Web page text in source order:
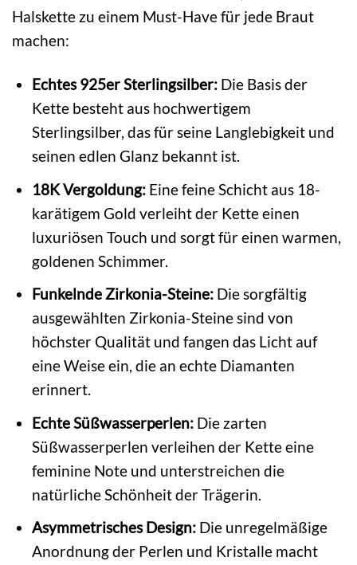
Halskette zu einem Must-Have für jede Braut
machen:
Echtes 925er Sterlingsilber:Die Basis der
Kette besteht aus hochwertigem
Sterlingsilber, das für seine Langlebigkeit und
seinen edlen Glanz bekannt ist.
18K Vergoldung:Eine feine Schicht aus 18-
karätigem Gold verleiht der Kette einen
luxuriösen Touch und sorgt für einen warmen,
goldenen Schimmer.
Funkelnde Zirkonia-Steine:Die sorgfältig
ausgewählten Zirkonia-Steine sind von
höchster Qualität und fangen das Licht auf
eine Weise ein, die an echte Diamanten
erinnert.
Echte Süßwasserperlen:Die zarten
Süßwasserperlen verleihen der Kette eine
feminine Note und unterstreichen die
natürliche Schönheit der Trägerin.
Asymmetrisches Design:Die unregelmäßige
Anordnung der Perlen und Kristalle macht